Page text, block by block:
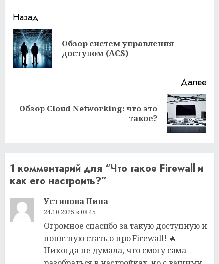
Продолжить
чтение
Назад
Обзор систем управления
доступом (ACS)
Далее
Следующая
Обзор Cloud Networking: что это
такое?
1 комментарий для “Что такое Firewall и
как его настроить?”
Устинова Нина
24.10.2025 в 08:45
Огромное спасибо за такую доступную и
понятную статью про Firewall! 🔥
Никогда не думала, что смогу сама